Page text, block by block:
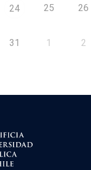
24 25 26
31 1 2